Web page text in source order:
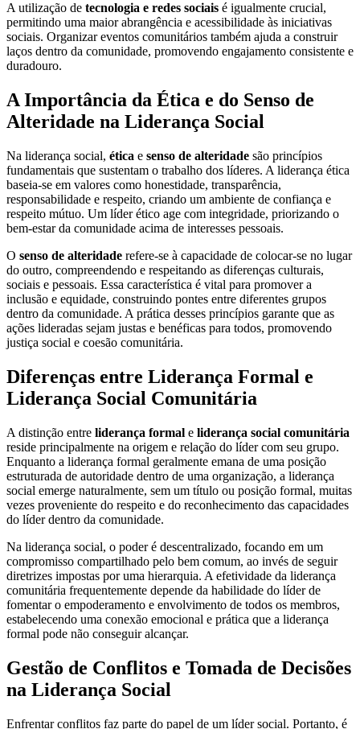
A utilização de tecnologia e redes sociais é igualmente crucial,
permitindo uma maior abrangência e acessibilidade às iniciativas
sociais. Organizar eventos comunitários também ajuda a construir
laços dentro da comunidade, promovendo engajamento consistente e
duradouro.
A Importância da Ética e do Senso de
Alteridade na Liderança Social
Na liderança social, ética e senso de alteridade são princípios
fundamentais que sustentam o trabalho dos líderes. A liderança ética
baseia-se em valores como honestidade, transparência,
responsabilidade e respeito, criando um ambiente de confiança e
respeito mútuo. Um líder ético age com integridade, priorizando o
bem-estar da comunidade acima de interesses pessoais.
O senso de alteridade refere-se à capacidade de colocar-se no lugar
do outro, compreendendo e respeitando as diferenças culturais,
sociais e pessoais. Essa característica é vital para promover a
inclusão e equidade, construindo pontes entre diferentes grupos
dentro da comunidade. A prática desses princípios garante que as
ações lideradas sejam justas e benéficas para todos, promovendo
justiça social e coesão comunitária.
Diferenças entre Liderança Formal e
Liderança Social Comunitária
A distinção entre liderança formal e liderança social comunitária
reside principalmente na origem e relação do líder com seu grupo.
Enquanto a liderança formal geralmente emana de uma posição
estruturada de autoridade dentro de uma organização, a liderança
social emerge naturalmente, sem um título ou posição formal, muitas
vezes proveniente do respeito e do reconhecimento das capacidades
do líder dentro da comunidade.
Na liderança social, o poder é descentralizado, focando em um
compromisso compartilhado pelo bem comum, ao invés de seguir
diretrizes impostas por uma hierarquia. A efetividade da liderança
comunitária frequentemente depende da habilidade do líder de
fomentar o empoderamento e envolvimento de todos os membros,
estabelecendo uma conexão emocional e prática que a liderança
formal pode não conseguir alcançar.
Gestão de Conflitos e Tomada de Decisões
na Liderança Social
Enfrentar conflitos faz parte do papel de um líder social. Portanto, é